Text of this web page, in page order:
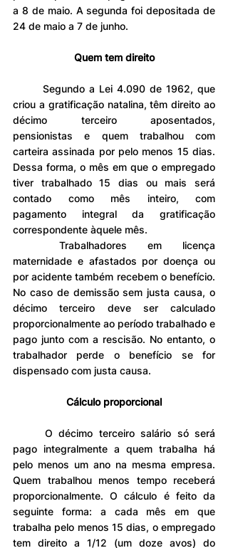
a 8 de maio. A segunda foi depositada de
24 de maio a 7 de junho.
Quem tem direito
criou a gratificação natalina, têm direito ao
décimo terceiro aposentados,
pensionistas e quem trabalhou com
carteira assinada por pelo menos 15 dias.
Dessa forma, o mês em que o empregado
tiver trabalhado 15 dias ou mais será
contado como mês inteiro, com
pagamento integral da gratificação
correspondente àquele mês.
maternidade e afastados por doença ou
por acidente também recebem o benefício.
No caso de demissão sem justa causa, o
décimo terceiro deve ser calculado
proporcionalmente ao período trabalhado e
pago junto com a rescisão. No entanto, o
trabalhador perde o benefício se for
dispensado com justa causa.
Cálculo proporcional
pago integralmente a quem trabalha há
pelo menos um ano na mesma empresa.
Quem trabalhou menos tempo receberá
proporcionalmente. O cálculo é feito da
seguinte forma: a cada mês em que
trabalha pelo menos 15 dias, o empregado
tem direito a 1/12 (um doze avos) do